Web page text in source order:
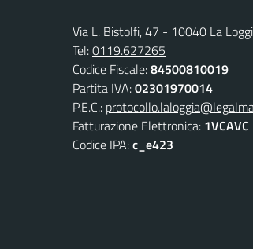
Via L. Bistolfi, 47 - 10040 La
Tel:0119.627265
Codice Fiscale:84500810019
Partita IVA:02301970014
P.E.C.:
Fatturazione Elettronica: 1VCAVC
Codice IPA:c_e423